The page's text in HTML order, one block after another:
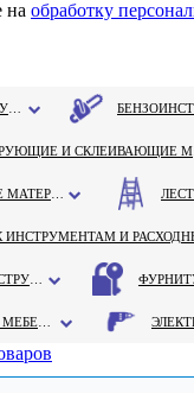
на обработку